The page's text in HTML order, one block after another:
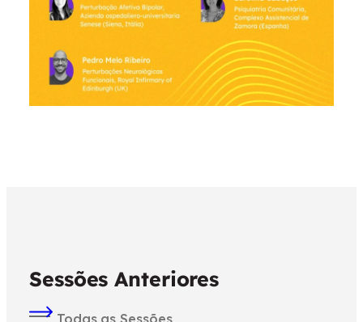
Sessões Anteriores
Todas as Sessões